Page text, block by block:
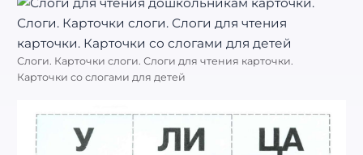
Слоги. Карточки слоги. Слоги для чтения карточки.
Карточки со слогами для детей